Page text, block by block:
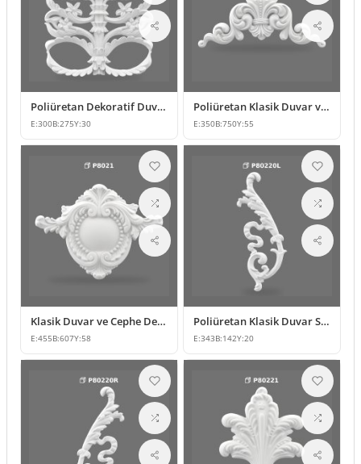
Poliüretan Dekoratif Duvar Süsleme Modeli P8013
E:300B:275Y:30
Poliüretan Klasik Duvar ve Tavan Süsleme Modelleri
E:350B:750Y:55
Klasik Duvar ve Cephe Dekorasyonu İçin Poliüretan Motif
E:455B:607Y:58
Poliüretan Klasik Duvar Süsleme ve Motif Modelleri
E:343B:142Y:20